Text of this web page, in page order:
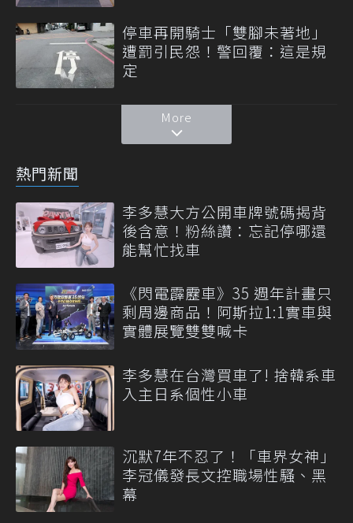
停車再開騎士「雙腳未著地」
遭罰引民怨！警回覆：這是規
定
More
熱門新聞
李多慧大方公開車牌號碼揭背
後含意！粉絲讚：忘記停哪還
能幫忙找車
《閃電霹靂車》35 週年計畫只
剩周邊商品！阿斯拉1:1實車與
實體展覽雙雙喊卡
李多慧在台灣買車了! 捨韓系車
入主日系個性小車
沉默7年不忍了！「車界女神」
李冠儀發長文控職場性騷、黑
幕